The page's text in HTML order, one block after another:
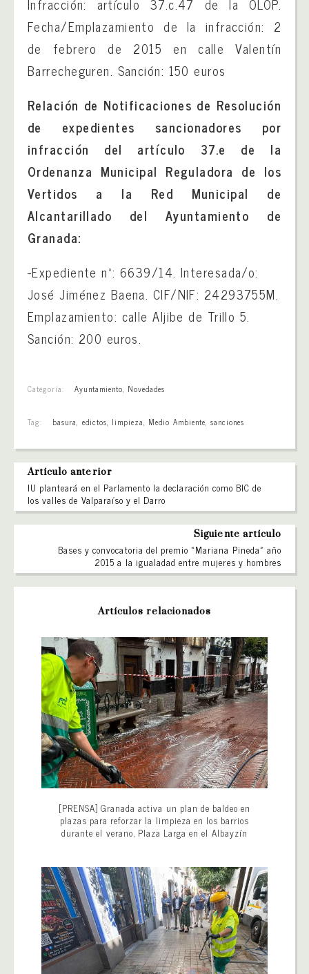
Infracción: artículo 37.c.47 de la OLOP.
Fecha/Emplazamiento de la infracción: 2
de febrero de 2015 en calle Valentín
Barrecheguren. Sanción: 150 euros
Relación de Notificaciones de Resolución
de expedientes sancionadores por
infracción del artículo 37.e de la
Ordenanza Municipal Reguladora de los
Vertidos a la Red Municipal de
Alcantarillado del Ayuntamiento de
Granada:
-Expediente nº: 6639/14. Interesada/o:
José Jiménez Baena. CIF/NIF: 24293755M.
Emplazamiento: calle Aljibe de Trillo 5.
Sanción: 200 euros.
Categoría: Ayuntamiento, Novedades
Tag: basura, edictos, limpieza, Medio Ambiente, sanciones
Artículo anterior
IU planteará en el Parlamento la declaración como BIC de
los valles de Valparaíso y el Darro
Siguiente artículo
Bases y convocatoria del premio «Mariana Pineda» año
2015 a la igualadad entre mujeres y hombres
Artículos relacionados
[PRENSA] Granada activa un plan de baldeo en
plazas para reforzar la limpieza en los barrios
durante el verano, Plaza Larga en el Albayzín